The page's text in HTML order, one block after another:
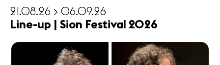
21.08.26 > 06.09.26
Line-up | Sion Festival 2026